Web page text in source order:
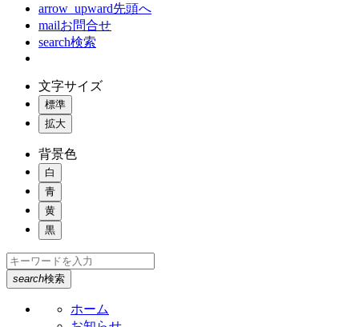
arrow_upward先頭へ
mailお問合せ
search検索
文字サイズ
標準
拡大
背景色
白
青
黄
黒
search検索
ホーム